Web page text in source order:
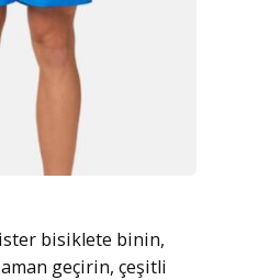
bisiklete binin,
geçirin, çeşitli